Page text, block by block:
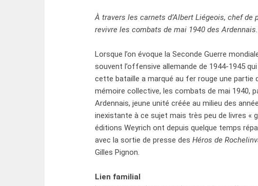
À travers les carnets d’Albert Liégeois, chef
revivre les combats de mai 1940 des Ardennais.
Lorsque l’on évoque la Seconde Guerre
souvent l’offensive allemande de 1944-1945
cette bataille a marqué au fer rouge une
mémoire collective, les combats de mai 1940,
Ardennais, jeune unité créée au milieu des
inexistante à ce sujet mais très peu de livres «
éditions Weyrich ont depuis quelque temps
avec la sortie de presse desHéros de
Gilles Pignon.
Lien familial